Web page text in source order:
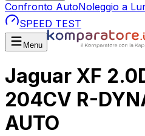
Confronto AutoNoleggio a
SPEED TEST
Menu
Jaguar XF
204CV R-
AUTO